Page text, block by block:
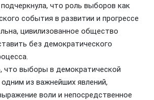
что роль выборов как
события в развитии и прогрессе
цивилизованное общество
без демократического
что выборы в демократической
из важнейших явлений,
воли и непосредственное